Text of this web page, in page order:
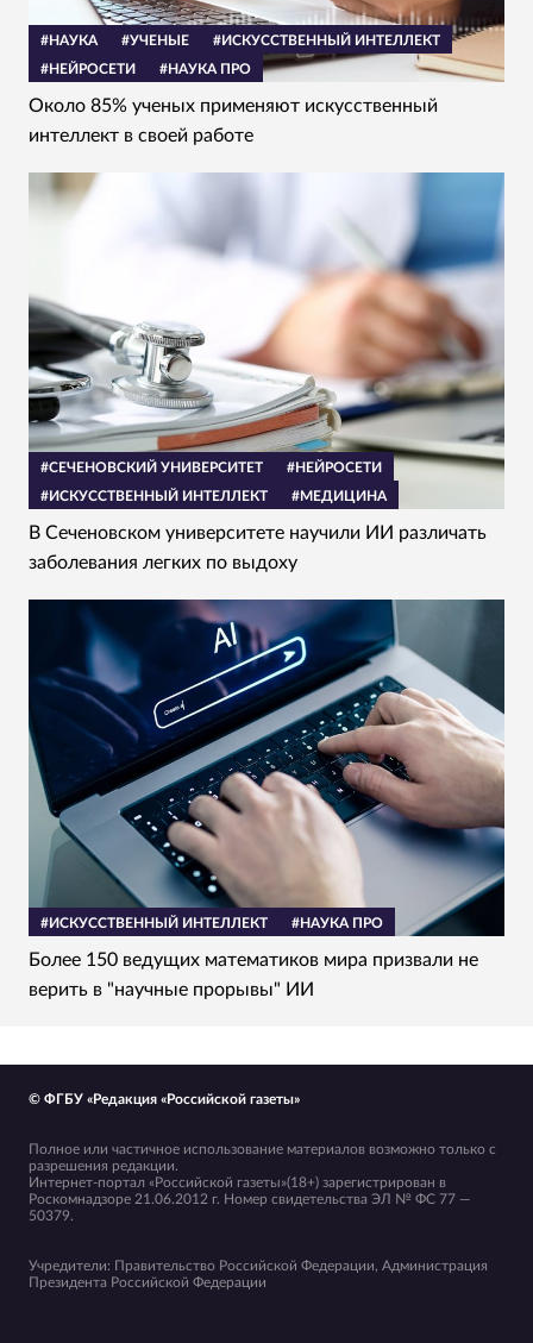
#НАУКА #УЧЕНЫЕ
#ИСКУССТВЕННЫЙ ИНТЕЛЛЕКТ
#НЕЙРОСЕТИ
#НАУКА ПРО
Около 85% ученых применяют искусственный
интеллект в своей работе
#СЕЧЕНОВСКИЙ УНИВЕРСИТЕТ
#НЕЙРОСЕТИ
#ИСКУССТВЕННЫЙ ИНТЕЛЛЕКТ
#МЕДИЦИНА
В Сеченовском университете научили ИИ различать
заболевания легких по выдоху
#ИСКУССТВЕННЫЙ ИНТЕЛЛЕКТ #НАУКА ПРО
Более 150 ведущих математиков мира призвали не
верить в "научные прорывы" ИИ
© ФГБУ «Редакция «Российской газеты»
Полное или частичное использование материалов возможно только с
разрешения редакции.
Интернет-портал «Российской газеты»(18+) зарегистрирован в
Роскомнадзоре 21.06.2012 г. Номер свидетельства ЭЛ № ФС 77 —
50379.
Учредители: Правительство Российской Федерации, Администрация
Президента Российской Федерации